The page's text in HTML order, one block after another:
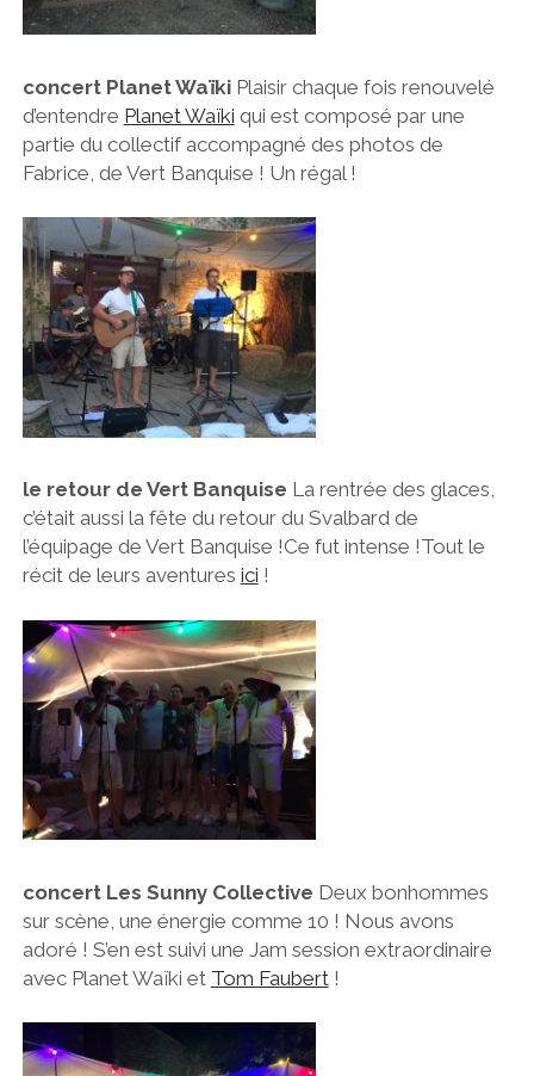
concert Planet WaïkiPlaisir chaque fois renouvelé
d’entendre Planet Waïki qui est composé par une
partie du collectif accompagné des photos de
Fabrice, de Vert Banquise ! Un régal !
le retour de Vert Banquise La rentrée des glaces,
c’était aussi la fête du retour du Svalbard de
l’équipage de Vert Banquise !Ce fut intense !Tout le
récit de leurs aventures ici !
concert Les Sunny Collective Deux bonhommes
sur scène, une énergie comme 10 ! Nous avons
adoré ! S’en est suivi une Jam session extraordinaire
avec Planet Waïki et Tom Faubert!